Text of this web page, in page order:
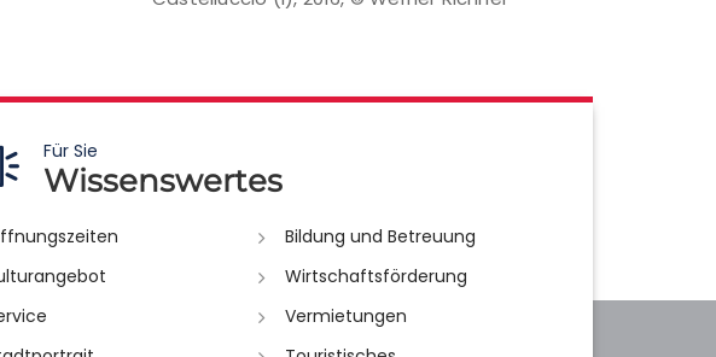
Für Sie
Wissenswertes
Bildung und Betreuung
Wirtschaftsförderung
Vermietungen